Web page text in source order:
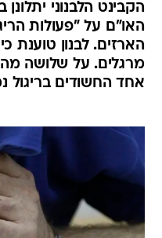
הקבינט הלבנוני
האו"ם על "פעולות
הארזים. לבנון טוענת
מרגלים. על שלושה
אחד החשודים בריגול